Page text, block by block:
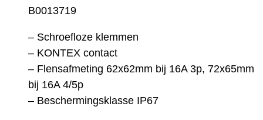
B0013719
– Schroefloze klemmen
– KONTEX contact
– Flensafmeting 62x62mm bij 16A 3p, 72x65mm
bij 16A 4/5p
– Beschermingsklasse IP67